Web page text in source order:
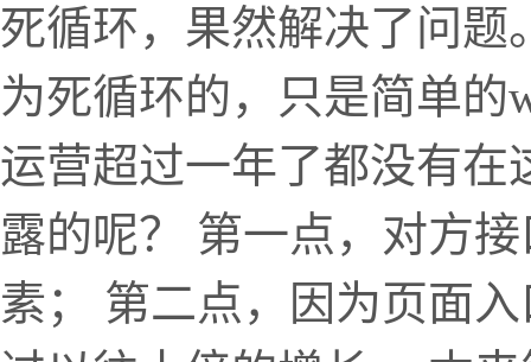
死循环，果然解决了问题
为死循环的，只是简单的
运营超过一年了都没有在
露的呢？ 第一点，对方
素； 第二点，因为页面